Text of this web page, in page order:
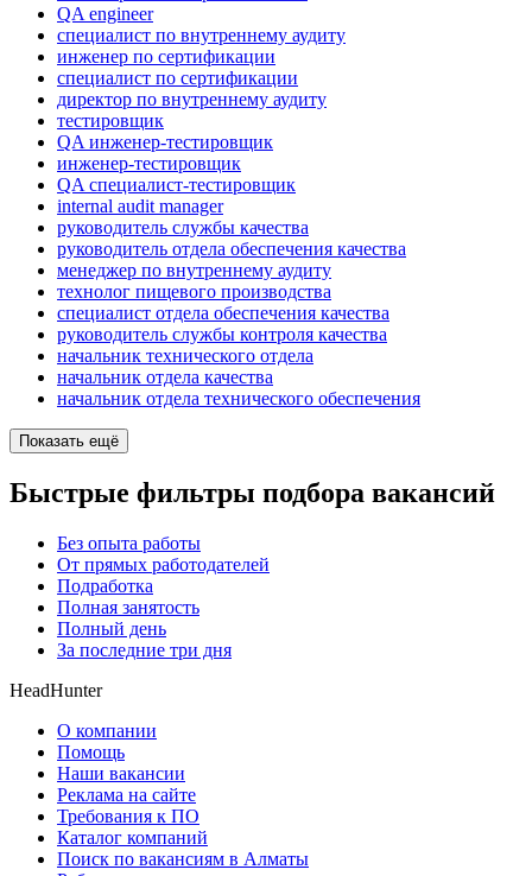
QA engineer
специалист по внутреннему аудиту
инженер по сертификации
специалист по сертификации
директор по внутреннему аудиту
тестировщик
QA инженер-тестировщик
инженер-тестировщик
QA специалист-тестировщик
internal audit manager
руководитель службы качества
руководитель отдела обеспечения качества
менеджер по внутреннему аудиту
технолог пищевого производства
специалист отдела обеспечения качества
руководитель службы контроля качества
начальник технического отдела
начальник отдела качества
начальник отдела технического обеспечения
Показать ещё
Быстрые фильтры подбора вакансий
Без опыта работы
От прямых работодателей
Подработка
Полная занятость
Полный день
За последние три дня
HeadHunter
О компании
Помощь
Наши вакансии
Реклама на сайте
Требования к ПО
Каталог компаний
Поиск по вакансиям в Алматы